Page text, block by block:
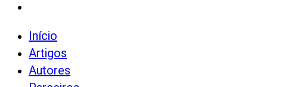
Início
Artigos
Autores